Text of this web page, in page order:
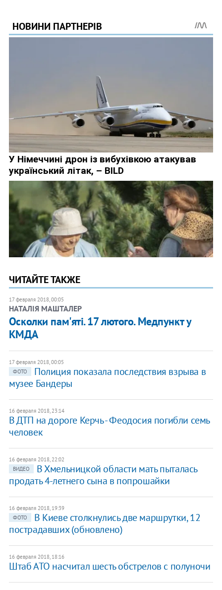
ЧИТАЙТЕ ТАКЖЕ
17 февраля 2018, 00:05
НАТАЛІЯ МАШТАЛЕР
Осколки пам'яті. 17 лютого. Медпункт у
КМДА
17 февраля 2018, 00:05
ФОТО
Полиция показала последствия взрыва в
музее Бандеры
16 февраля 2018, 23:14
В ДТП на дороге Керчь - Феодосия погибли семь
человек
16 февраля 2018, 22:02
ВИДЕО
В Хмельницкой области мать пыталась
продать 4-летнего сына в попрошайки
16 февраля 2018, 19:39
ФОТО
В Киеве столкнулись две маршрутки, 12
пострадавших (обновлено)
16 февраля 2018, 18:16
Штаб АТО насчитал шесть обстрелов с полуночи